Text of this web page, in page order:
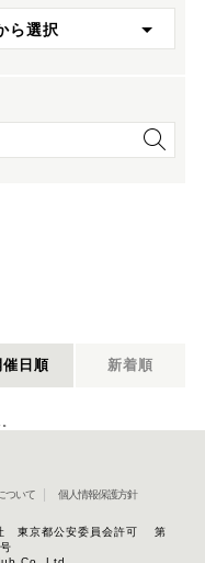
ら選択
催日順 新着順
ついて 個人情報保護方針
社 東京都公安委員会許可 第